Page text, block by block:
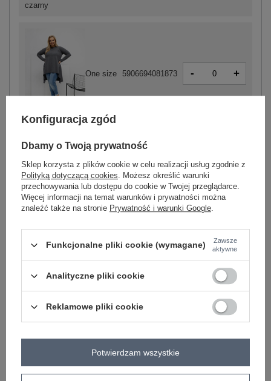
czarny
ciemny szary
One size 5906694081873 - +
One size 5906694081897 - +
ZALOGUJ SIĘ I ZOBACZ CENĘ
Masz pytanie? Chętnie pomożemy.
+48 601 547 740 Zadaj pytanie
Konfiguracja zgód
Dbamy o Twoją prywatność
Sklep korzysta z plików cookie w celu realizacji usług zgodnie z
Polityką dotyczącą cookies. Możesz określić warunki
przechowywania lub dostępu do cookie w Twojej przeglądarce.
Więcej informacji na temat warunków i prywatności można
znaleźć także na stronie Prywatność i warunki Google.
Funkcjonalne pliki cookie (wymagane)
Zawsze
aktywne
Analityczne pliki cookie
Reklamowe pliki cookie
Potwierdzam wszystkie